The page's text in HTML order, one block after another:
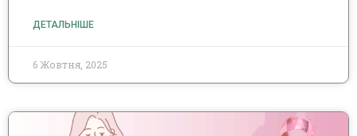
ДЕТАЛЬНІШЕ
6 Жовтня, 2025